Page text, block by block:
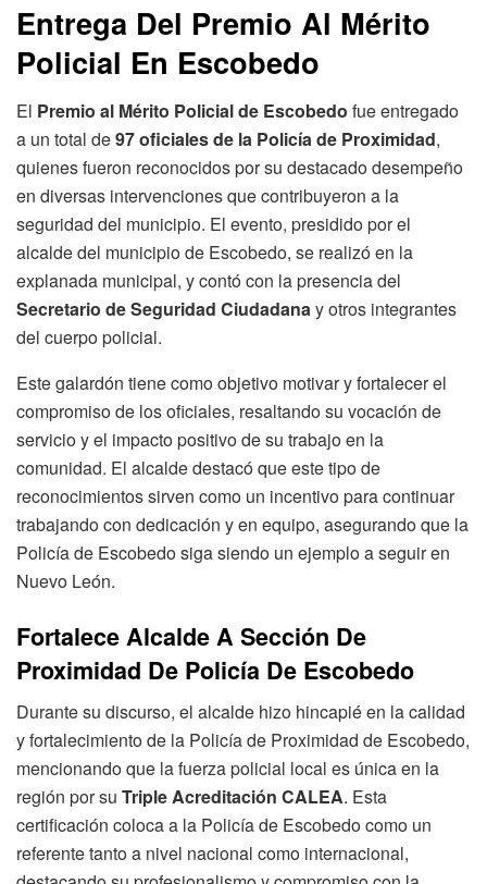
Entrega Del Premio Al Mérito
Policial En Escobedo
El Premio al Mérito Policial de Escobedo fue entregado
a un total de97 oficiales de la Policía de Proximidad,
quienes fueron reconocidos por su destacado desempeño
en diversas intervenciones que contribuyeron a la
seguridad del municipio. El evento, presidido por el
alcalde del municipio de Escobedo, se realizó en la
explanada municipal, y contó con la presencia del
Secretario de Seguridad Ciudadanay otros integrantes
del cuerpo policial.
Este galardón tiene como objetivo motivar y fortalecer el
compromiso de los oficiales, resaltando su vocación de
servicio y el impacto positivo de su trabajo en la
comunidad. El alcalde destacó que este tipo de
reconocimientos sirven como un incentivo para continuar
trabajando con dedicación y en equipo, asegurando que la
Policía de Escobedo siga siendo un ejemplo a seguir en
Nuevo León.
Fortalece Alcalde A Sección De
Proximidad De Policía De Escobedo
Durante su discurso, el alcalde hizo hincapié en la calidad
y fortalecimiento de la Policía de Proximidad de Escobedo,
mencionando que la fuerza policial local es única en la
región por su Triple Acreditación CALEA. Esta
certificación coloca a la Policía de Escobedo como un
referente tanto a nivel nacional como internacional,